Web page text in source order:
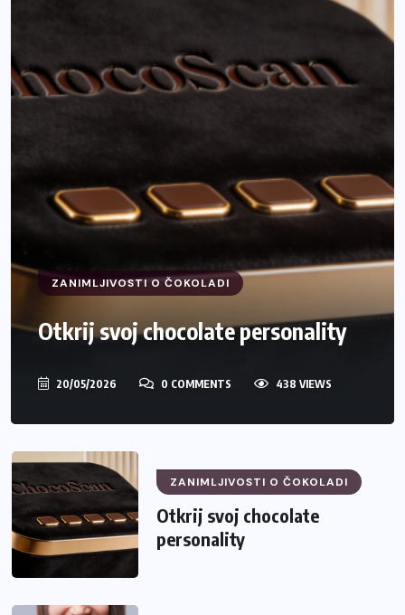
ZANIMLJIVOSTI O ČOKOLADI
Otkrij svoj chocolate personality
20/05/2026 0 COMMENTS 438 VIEWS
ZANIMLJIVOSTI O ČOKOLADI
Otkrij svoj chocolate
personality